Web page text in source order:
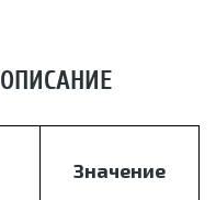
ОПИСАНИЕ
Значение